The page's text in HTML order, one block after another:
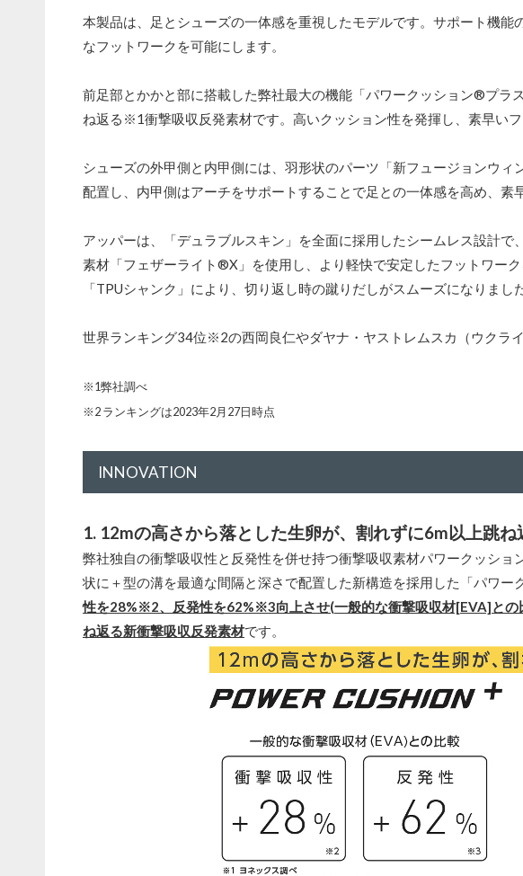
本製品は、足とシューズの一体感を重視したモデルです。サポート機
なフットワークを可能にします。
前足部とかかと部に搭載した弊社最大の機能「パワークッション®プラ
ね返る※1衝撃吸収反発素材です。高いクッション性を発揮し、素早いフ
シューズの外甲側と内甲側には、羽形状のパーツ「新フュージョンウ
配置し、内甲側はアーチをサポートすることで足との一体感を高め、素
アッパーは、「デュラブルスキン」を全面に採用したシームレス設計
素材「フェザーライト®X」を使用し、より軽快で安定したフットワー
「TPUシャンク」により、切り返し時の蹴りだしがスムーズになりました
世界ランキング34位※2の西岡良仁やダヤナ・ヤストレムスカ（ウクライ
※1弊社調べ
※2 ランキングは2023年2月27日時点
INNOVATION
1. 12mの高さから落とした生卵が、割れずに6m以上跳
弊社独自の衝撃吸収性と反発性を併せ持つ衝撃吸収素材パワークッシ
状に＋型の溝を最適な間隔と深さで配置した新構造を採用した「パワー
性を28%※2、反発性を62%※3向上させ(一般的な衝撃吸収材[EVA]との
ね返る新衝撃吸収反発素材です。